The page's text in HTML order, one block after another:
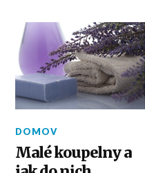
DOMOV
Malé koupelny a